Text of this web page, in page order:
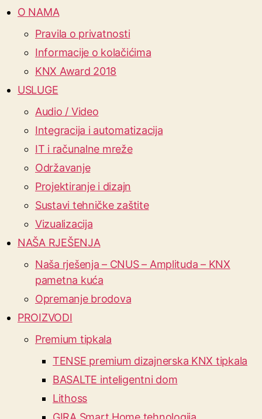
O NAMA
Pravila o privatnosti
Informacije o kolačićima
KNX Award 2018
USLUGE
Audio / Video
Integracija i automatizacija
IT i računalne mreže
Održavanje
Projektiranje i dizajn
Sustavi tehničke zaštite
Vizualizacija
NAŠA RJEŠENJA
Naša rješenja – CNUS – Amplituda – KNX
pametna kuća
Opremanje brodova
PROIZVODI
Premium tipkala
TENSE premium dizajnerska KNX tipkala
BASALTE inteligentni dom
Lithoss